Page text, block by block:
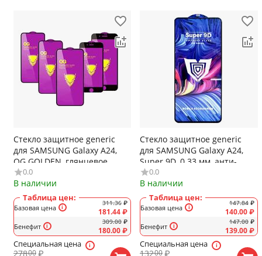
Стекло защитное generic
для SAMSUNG Galaxy A24,
OG GOLDEN, глянцевое,
полный клей, цвет: чёрный,
в техпаке
0.0
В наличии
Таблица цен:
Базовая цена
Бенефит
311.36 ₽
181.44₽
309.00 ₽
180.00₽
Специальная цена
27800 ₽
Стекло защитное generic
для SAMSUNG Galaxy A24,
Super 9D, 0.33 мм, анти-
отпечатки, цвет: чёрный
0.0
В наличии
Таблица цен:
Базовая цена
Бенефит
147.84 ₽
140.00₽
147.00 ₽
139.00₽
Специальная цена
13200₽